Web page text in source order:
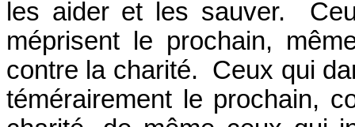
les aider et les sauver.
méprisent le prochain,
contre la charité. Ceux qui
témérairement le prochain,